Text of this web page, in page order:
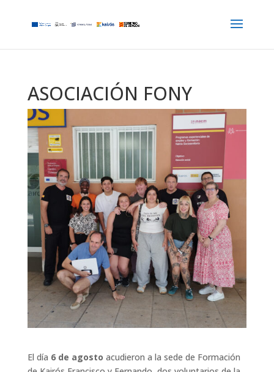
ASOCIACIÓN FONY
El día 6 de agosto acudieron a la sede de Formación